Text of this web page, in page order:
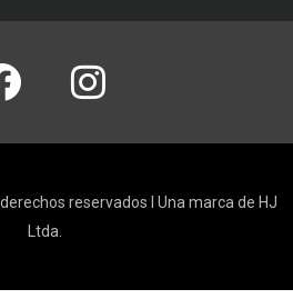
reservados I Una marca de HJ
Ltda.